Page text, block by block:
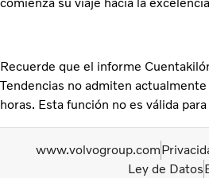
Recuerde que el informe
Tendencias no admiten
horas. Esta función no es válida
www.volvogroup.com
Ley de Datos